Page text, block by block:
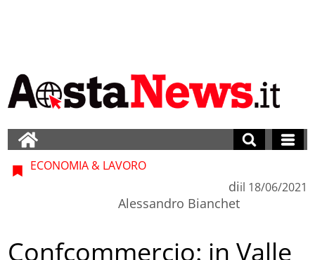
ECONOMIA & LAVORO
di
Alessandro Bianchet
il 18/06/2021
Confcommercio: in Valle